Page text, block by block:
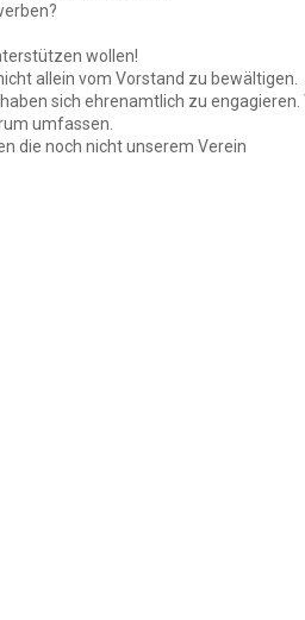
wollen!
allein vom Vorstand zu bewältigen.
sich ehrenamtlich zu engagieren.
umfassen.
die noch nicht unserem Verein